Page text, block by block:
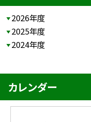
2026年度
2025年度
2024年度
カレンダー